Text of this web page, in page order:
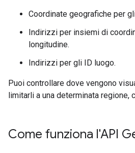
Coordinate geografiche per
Indirizzi per insiemi di
longitudine.
Indirizzi per gli ID luogo.
Puoi controllare dove vengono
limitarli a una determinata regione,
Come funziona l'API